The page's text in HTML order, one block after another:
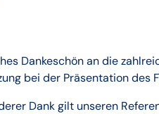
Dankeschön an die
bei der Präsentation des
Dank gilt unseren